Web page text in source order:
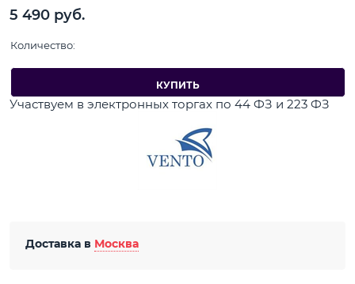
5 490 руб.
Количество:
КУПИТЬ
Участвуем в электронных торгах по 44 ФЗ и 223 ФЗ
Доставка в Москва